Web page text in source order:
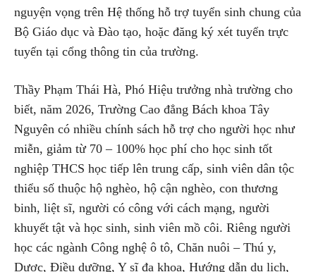
nguyện vọng trên Hệ thống hỗ trợ tuyển sinh chung của
Bộ Giáo dục và Đào tạo, hoặc đăng ký xét tuyển trực
tuyến tại cổng thông tin của trường.
Thầy Phạm Thái Hà, Phó Hiệu trưởng nhà trường cho
biết, năm 2026, Trường Cao đẳng Bách khoa Tây
Nguyên có nhiều chính sách hỗ trợ cho người học như
miễn, giảm từ 70 – 100% học phí cho học sinh tốt
nghiệp THCS học tiếp lên trung cấp, sinh viên dân tộc
thiểu số thuộc hộ nghèo, hộ cận nghèo, con thương
binh, liệt sĩ, người có công với cách mạng, người
khuyết tật và học sinh, sinh viên mồ côi. Riêng người
học các ngành Công nghệ ô tô, Chăn nuôi – Thú y,
Dược, Điều dưỡng, Y sĩ đa khoa, Hướng dẫn du lịch,